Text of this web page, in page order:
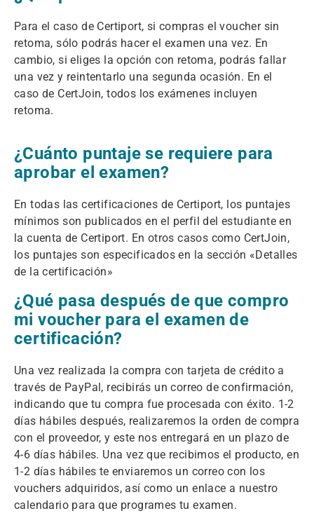
Para el caso de Certiport, si compras el voucher sin
retoma, sólo podrás hacer el examen una vez. En
cambio, si eliges la opción con retoma, podrás fallar
una vez y reintentarlo una segunda ocasión. En el
caso de CertJoin, todos los exámenes incluyen
retoma.
¿Cuánto puntaje se requiere para
aprobar el examen?
En todas las certificaciones de Certiport, los puntajes
mínimos son publicados en el perfil del estudiante en
la cuenta de Certiport. En otros casos como CertJoin,
los puntajes son especificados en la sección «Detalles
de la certificación»
¿Qué pasa después de que compro
mi voucher para el examen de
certificación?
Una vez realizada la compra con tarjeta de crédito a
través de PayPal, recibirás un correo de confirmación,
indicando que tu compra fue procesada con éxito. 1-2
días hábiles después, realizaremos la orden de compra
con el proveedor, y este nos entregará en un plazo de
4-6 días hábiles. Una vez que recibimos el producto, en
1-2 días hábiles te enviaremos un correo con los
vouchers adquiridos, así como un enlace a nuestro
calendario para que programes tu examen.